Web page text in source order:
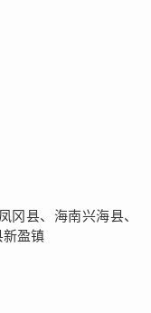
冈县、海南兴海县、
新盈镇